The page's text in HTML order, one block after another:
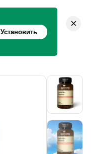
Установить
×